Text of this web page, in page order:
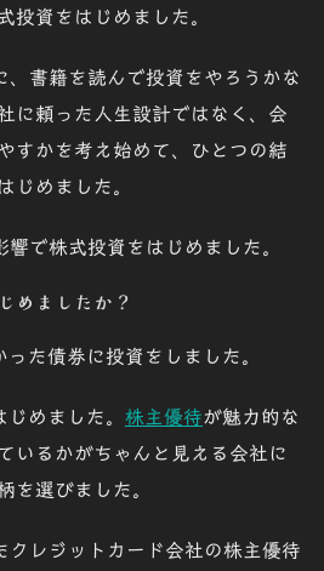
投資をはじめました。
、書籍を読んで投資をやろうかな
に頼った人生設計ではなく、会
すかを考え始めて、ひとつの結
じめました。
響で株式投資をはじめました。
めましたか？
った債券に投資をしました。
めました。 株主優待が魅力的な
いるかがちゃんと見える会社に
を選びました。
クレジットカード会社の株主優待